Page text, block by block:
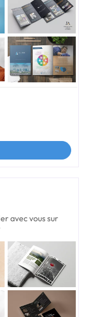
avec vous sur